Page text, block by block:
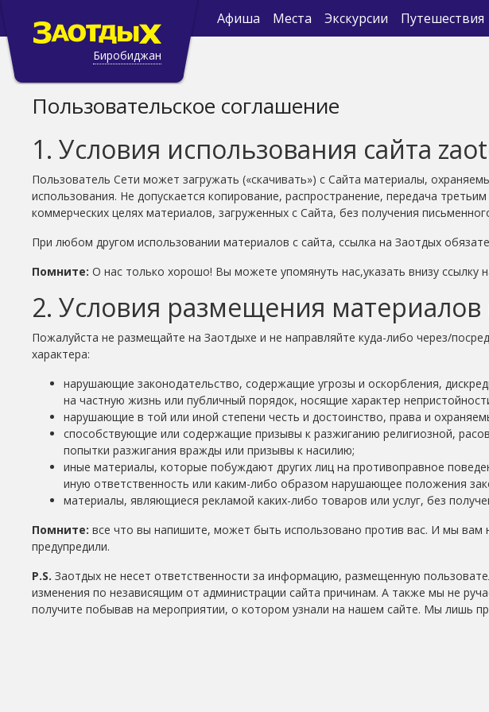
Биробиджан
Афиша Места Экскурсии Путешествия
Пользовательское соглашение
1. Условия использования сайта
Пользователь Сети может загружать («скачивать») с Сайта материалы,
использования. Не допускается копирование, распространение, передача
коммерческих целях материалов, загруженных с Сайта, без получения
При любом другом использовании материалов с сайта, ссылка на Заотдых
Помните: О нас только хорошо! Вы можете упомянуть нас,указать внизу cсылку
2. Условия размещения материалов
Пожалуйста не размещайте на Заотдыхе и не направляйте куда-либо через/
характера:
нарушающие законодательство, содержащие угрозы и оскорбления,
на частную жизнь или публичный порядок, носящие характер
нарушающие в той или иной степени честь и достоинство, права и
способствующие или содержащие призывы к разжиганию религиозной,
попытки разжигания вражды или призывы к насилию;
иные материалы, которые побуждают других лиц на противоправное
иную ответственность или каким-либо образом нарушающее положения
материалы, являющиеся рекламой каких-либо товаров или услуг, без
Помните: все что вы напишите, может быть использовано против вас. И мы
предупредили.
P.S. Заотдых не несет ответственности за информацию, размещенную
изменения по независящим от администрации сайта причинам. А также мы не
получите побывав на мероприятии, о котором узнали на нашем сайте. Мы лишь